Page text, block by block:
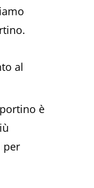
al
è
per